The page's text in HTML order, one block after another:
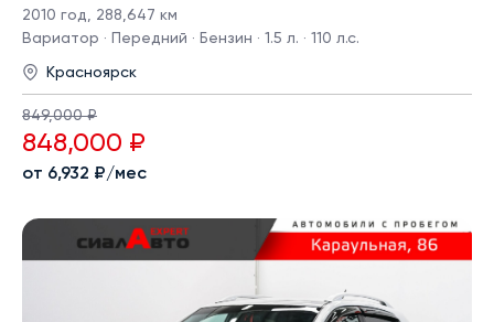
2010 год
288,647 км
Вариатор · Передний · Бензин · 1.5 л. · 110 л.с.
Красноярск
849,000 ₽
848,000 ₽
от 6,932 ₽/мес